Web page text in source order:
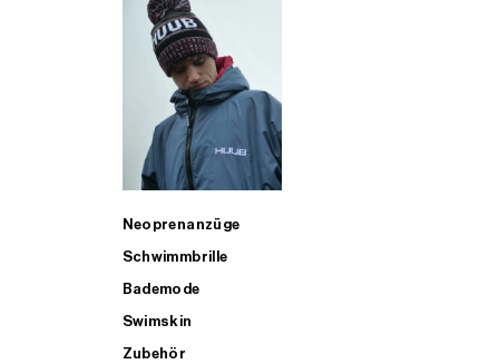
Neoprenanzüge
Schwimmbrille
Bademode
Swimskin
Zubehör